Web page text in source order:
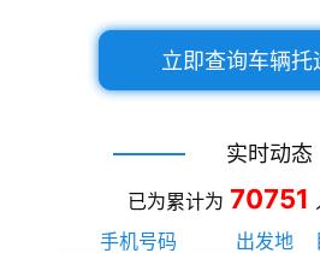
立即查询车辆托
实时动态
已为累计为 70751
手机号码
出发地